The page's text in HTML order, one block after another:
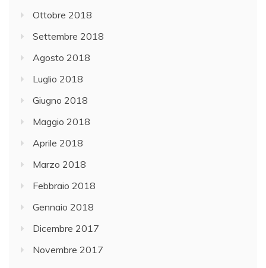
Ottobre 2018
Settembre 2018
Agosto 2018
Luglio 2018
Giugno 2018
Maggio 2018
Aprile 2018
Marzo 2018
Febbraio 2018
Gennaio 2018
Dicembre 2017
Novembre 2017